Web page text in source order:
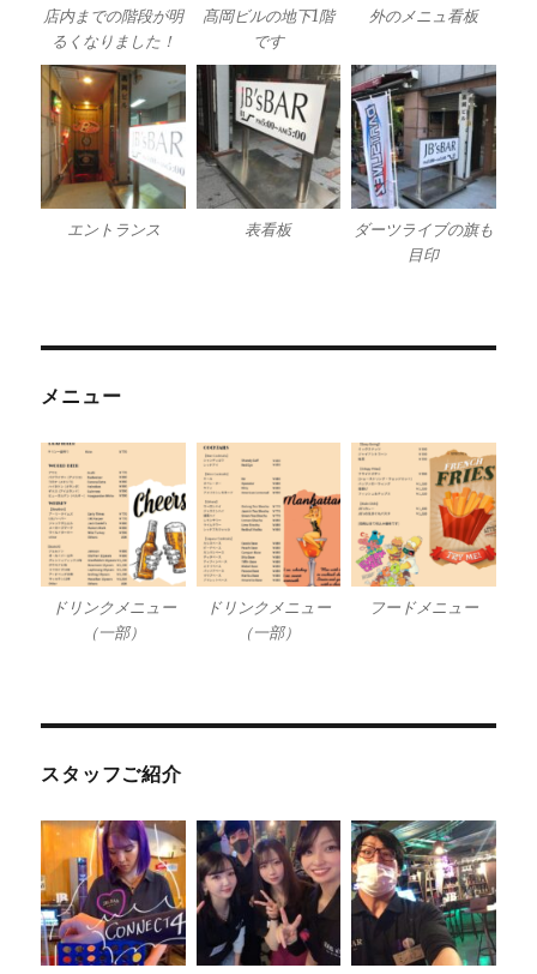
店内までの階段が明
るくなりました！
髙岡ビルの地下1階
です
外のメニュ看板
エントランス 表看板
ダーツライブの旗も
目印
メニュー
ドリンクメニュー
（一部）
ドリンクメニュー
（一部）
フードメニュー
スタッフご紹介